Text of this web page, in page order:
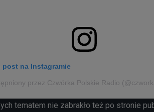
post na Instagramie
przez Czwórka Polskie Radio
tematem nie zabrakło też po stronie